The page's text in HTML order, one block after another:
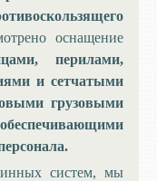
оснащение
перилами,
и сетчатыми
грузовыми
систем, мы